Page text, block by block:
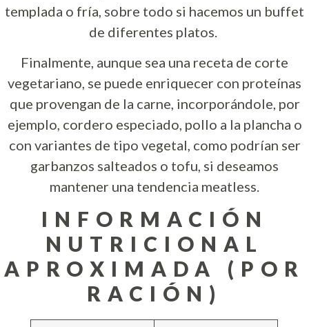
templada o fría, sobre todo si hacemos un buffet
de diferentes platos.
Finalmente, aunque sea una receta de corte
vegetariano, se puede enriquecer con proteínas
que provengan de la carne, incorporándole, por
ejemplo, cordero especiado, pollo a la plancha o
con variantes de tipo vegetal, como podrían ser
garbanzos salteados o tofu, si deseamos
mantener una tendencia meatless.
INFORMACIÓN
NUTRICIONAL
APROXIMADA (POR
RACIÓN)